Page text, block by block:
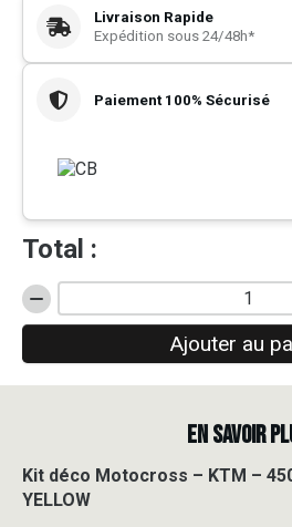
Livraison Rapide
Expédition sous 24/48h*
Paiement 100% Sécurisé
Total :
quantité
de
Motocross
450
SMR
Ajouter au
EN SAVOIR
Kit déco Motocross – KTM –
YELLOW